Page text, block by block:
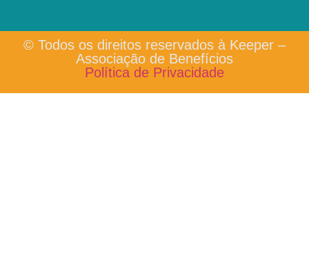
© Todos os direitos reservados à Keeper –
Associação de Benefícios
Política de Privacidade